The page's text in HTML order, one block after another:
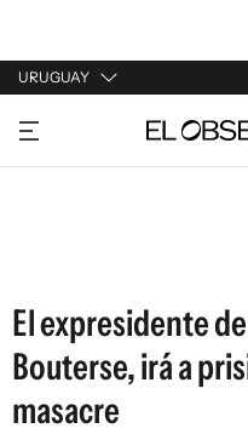
URUGUAY
URUGUAY
ARGENTINA
El expresidente
Bouterse, irá a
masacre